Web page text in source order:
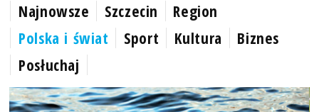
Najnowsze Szczecin
Region
Polska i świat
Sport Kultura
Biznes
Posłuchaj